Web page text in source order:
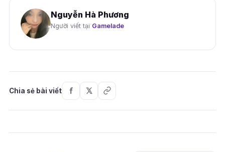
Nguyễn Hà Phương
Người viết tại Gamelade
Chia sẻ bài viết